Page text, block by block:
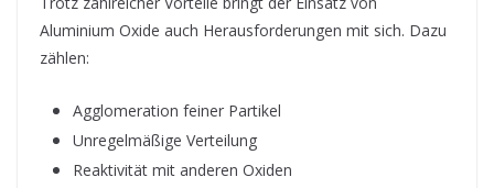
Aluminium Oxide auch Herausforderungen mit sich. Dazu
zählen:
Agglomeration feiner Partikel
Unregelmäßige Verteilung
Reaktivität mit anderen Oxiden